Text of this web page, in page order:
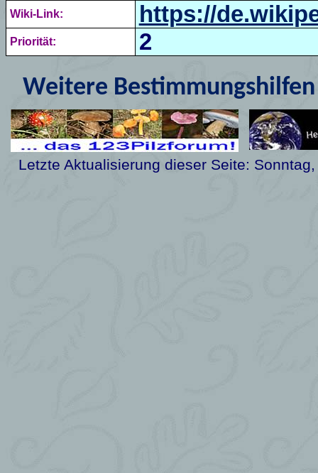
Wiki-Link: https://
Priorität: 2
Weitere
Letzte Aktualisierung dieser Seite: